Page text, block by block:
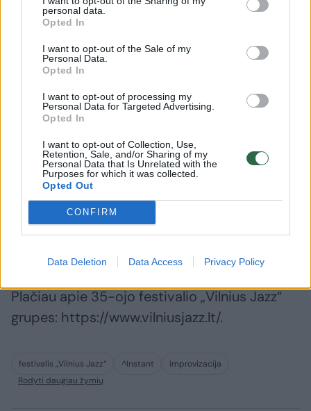
personal data.
Opted In
I want to opt-out of the Sale of my
Personal Data.
Opted In
I want to opt-out of processing my
Personal Data for Targeted Advertising.
Opted In
I want to opt-out of Collection, Use,
Retention, Sale, and/or Sharing of my
Personal Data that Is Unrelated with the
Purposes for which it was collected.
Opted Out
CONFIRM
Data Deletion Data Access Privacy Policy
H.Drake'as savo projektą „Turiya: Honoring
Alice Coltrane“ pristatys „Vilnius Jazz“
festivalio scenoje Vilniaus senajame
teatre (buvęs Lietuvos rusų dramos
teatras) spalio 16 d. Bilietus platina
Bilietai.lt.
Festivalį remia Lietuvos kultūros taryba ir
Plačiau apie 35-ojo festivalio „Vilnius Jazz“
grupes: https://www.vilniusjazz.lt/.
festivalis „Vilnius Jazz“ ^Instant
improvizacija
Rodyti daugiau žymių